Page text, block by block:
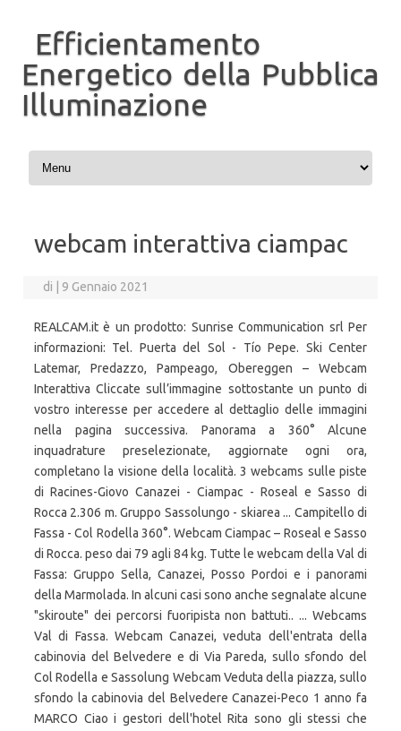
Efficientamento
Energetico della Pubblica
Illuminazione
Vai al contenuto
webcam interattiva ciampac
di 9 Gennaio 2021
REALCAM.it è un prodotto: Sunrise Communication srl Per
informazioni: Tel. Puerta del Sol - Tío Pepe. Ski Center
Latemar, Predazzo, Pampeago, Obereggen – Webcam
Interattiva Cliccate sull’immagine sottostante un punto di
vostro interesse per accedere al dettaglio delle immagini
nella pagina successiva. Panorama a 360° Alcune
inquadrature preselezionate, aggiornate ogni ora,
completano la visione della località. 3 webcams sulle piste
di Racines-Giovo Canazei - Ciampac - Roseal e Sasso di
Rocca 2.306 m. Gruppo Sassolungo - skiarea ... Campitello di
Fassa - Col Rodella 360°. Webcam Ciampac – Roseal e Sasso
di Rocca. peso dai 79 agli 84 kg. Tutte le webcam della Val di
Fassa: Gruppo Sella, Canazei, Posso Pordoi e i panorami
della Marmolada. In alcuni casi sono anche segnalate alcune
"skiroute" dei percorsi fuoripista non battuti.. ... Webcams
Val di Fassa. Webcam Canazei, veduta dell'entrata della
cabinovia del Belvedere e di Via Pareda, sullo sfondo del
Col Rodella e Sassolung Webcam Veduta della piazza, sullo
sfondo la cabinovia del Belvedere Canazei-Peco 1 anno fa
MARCO Ciao i gestori dell'hotel Rita sono gli stessi che